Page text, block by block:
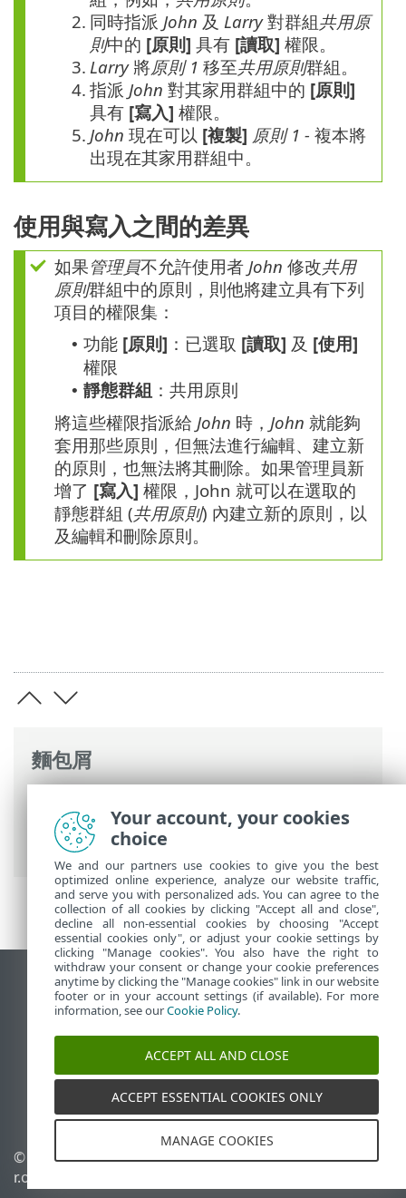
麵包屑
ESET PROTECT>ESET PROTECT 主功能表>
其他>存取權限> 權限集
2. 同時指派 John 及 Larry對群組共用原
則中的 [原則] 具有 [讀取] 權限。
3. Larry將原則 1 移至共用原則群組。
4. 指派 John 對其家用群組中的 [原則]
具有 [寫入] 權限。
5. John 現在可以 [複製] 原則 1 - 複本將
出現在其家用群組中。
使用與寫入之間的差異
如果管理員不允許使用者 John 修改共用
原則群組中的原則，則他將建立具有下列
項目的權限集：
• 功能 [原則] ：已選取 [讀取] 及 [使用]
權限
• 靜態群組 ：共用原則
將這些權限指派給 John 時， John 就能夠
套用那些原則，但無法進行編輯、建立新
的原則，也無法將其刪除。如果管理員新
增了 [寫入] 權限，John 就可以在選取的
靜態群組 (共用原則) 內建立新的原則，以
及編輯和刪除原則。
檢視桌面網站
End of Life
ESET 知識庫
ESET Status Portal
地區設定
© 1992 - 2026 ESET, spol. s
r.o. - 保留所有權利。
管理 Cookie
Your account, your cookies
choice
We and our partners use cookies to give you the best
optimized online experience, analyze our website traffic,
and serve you with personalized ads. You can agree to the
collection of all cookies by clicking "Accept all and close",
decline all non-essential cookies by choosing "Accept
essential cookies only", or adjust your cookie settings by
clicking "Manage cookies". You also have the right to
withdraw your consent or change your cookie preferences
anytime by clicking the "Manage cookies" link in our website
footer or in your account settings (if available). For more
information, see ourCookie Policy.
ACCEPT ALL AND CLOSE
ACCEPT ESSENTIAL COOKIES ONLY
MANAGE COOKIES